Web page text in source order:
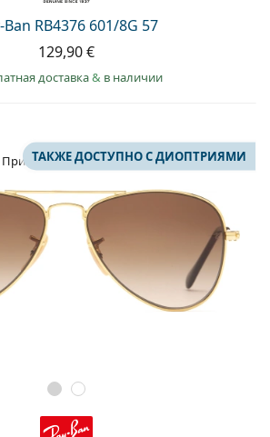
Ban RB4376 601/8G 57
129,90 €
доставка& в наличии
ПримеркаТАКЖЕ ДОСТУПНО С ДИОПТРИЯМИ